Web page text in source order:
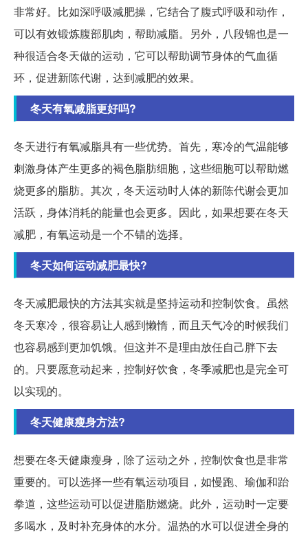
非常好。比如深呼吸减肥操，它结合了腹式呼吸和动作，
可以有效锻炼腹部肌肉，帮助减脂。另外，八段锦也是一
种很适合冬天做的运动，它可以帮助调节身体的气血循
环，促进新陈代谢，达到减肥的效果。
冬天有氧减脂更好吗?
冬天进行有氧减脂具有一些优势。首先，寒冷的气温能够
刺激身体产生更多的褐色脂肪细胞，这些细胞可以帮助燃
烧更多的脂肪。其次，冬天运动时人体的新陈代谢会更加
活跃，身体消耗的能量也会更多。因此，如果想要在冬天
减肥，有氧运动是一个不错的选择。
冬天如何运动减肥最快?
冬天减肥最快的方法其实就是坚持运动和控制饮食。虽然
冬天寒冷，很容易让人感到懒惰，而且天气冷的时候我们
也容易感到更加饥饿。但这并不是理由放任自己胖下去
的。只要愿意动起来，控制好饮食，冬季减肥也是完全可
以实现的。
冬天健康瘦身方法?
想要在冬天健康瘦身，除了运动之外，控制饮食也是非常
重要的。可以选择一些有氧运动项目，如慢跑、瑜伽和跆
拳道，这些运动可以促进脂肪燃烧。此外，运动时一定要
多喝水，及时补充身体的水分。温热的水可以促进全身的